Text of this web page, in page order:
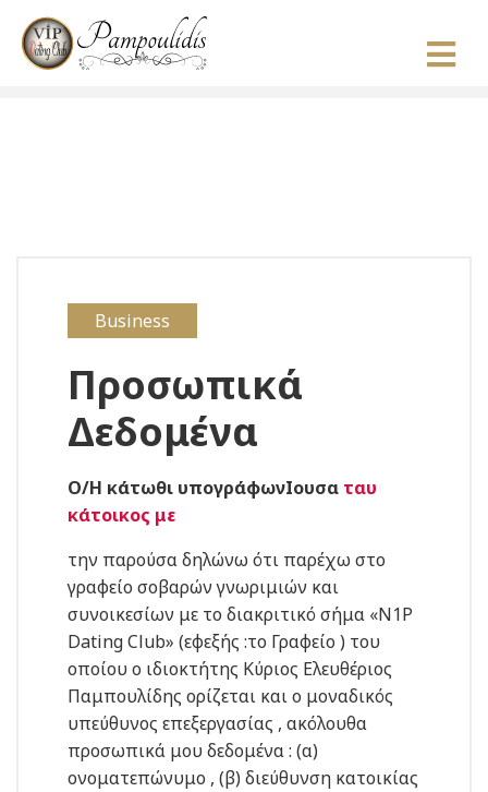
Business
Προσωπικά
Δεδομένα
Ο/Η κάτωθι υπογράφωνΙουσα ταυ
κάτοικος με
την παρούσα δηλώνω ότι παρέχω στο
γραφείο σοβαρών γνωριμιών και
συνοικεσίων με το διακριτικό σήμα «Ν1Ρ
Dating Club» (εφεξής :το Γραφείο ) του
οποίου ο ιδιοκτήτης Κύριος Ελευθέριος
Παμπουλίδης ορίζεται και ο μοναδικός
υπεύθυνος επεξεργασίας , ακόλουθα
προσωπικά μου δεδομένα : (α)
ονοματεπώνυμο , (β) διεύθυνση κατοικίας